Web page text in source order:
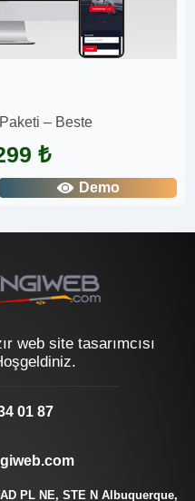
– Beste
₺
Demo
web site tasarımcısı
01 87
PL NE, STE N Albuquerque,